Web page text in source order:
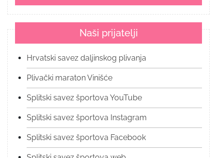
Naši prijatelji
Hrvatski savez daljinskog plivanja
Plivački maraton Vinišće
Splitski savez športova YouTube
Splitski savez športova Instagram
Splitski savez športova Facebook